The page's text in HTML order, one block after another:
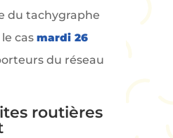
du tachygraphe
casmardi 26
du réseau
routières